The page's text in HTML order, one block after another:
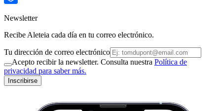
Newsletter
Recibe Aleteia cada día en tu correo electrónico.
Tu dirección de correo electrónico
Acepto recibir la newsletter. Consulta nuestra Política de
privacidad para saber más.
Inscribirse